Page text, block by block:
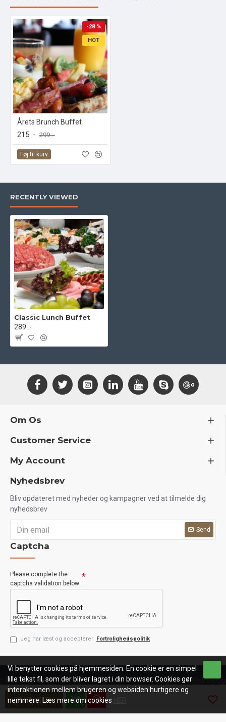
FØJ TIL KURV
HOT
-28 %
Årets Brunch Buffet
215 .- 299 .-
Føj til kurv
RECENTLY VIEWED
Classic Lunch Buffet
289 .-
Om Os
Customer Service
My Account
Nyhedsbrev
Bliv opdateret med nyheder og kampagner ved at tilmelde dig
nyhedsbrev
Send
Captcha
Please complete the
captcha validation below
Jeg har læst og accepterer Fortrolighedspolitik
© 2019, Brunch Catering , All Rights Reserved. Designed by Web
Vi benytter cookies på hjemmesiden. En cookie er en simpel
lille tekst fil, som der bliver lagret i din browser. Cookies gør
interaktionen mellem brugeren og websiden hurtigere og
nemmere. Læs mere om cookies